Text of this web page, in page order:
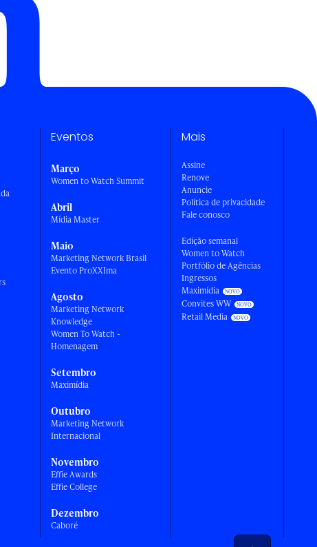
Eventos
Março
Women to Watch Summit
Abril
Mídia Master
Maio
Marketing Network Brasil
Evento ProXXIma
Agosto
Marketing Network
Knowledge
Women To Watch -
Homenagem
Setembro
Maximídia
Outubro
Marketing Network
Internacional
Novembro
Effie Awards
Effie College
Dezembro
Caboré
Mais
Assine
Renove
Anuncie
Política de privacidade
Fale conosco
Edição semanal
Women to Watch
Portfólio de Agências
Ingressos
Maximídia
Convites WW
Retail Media